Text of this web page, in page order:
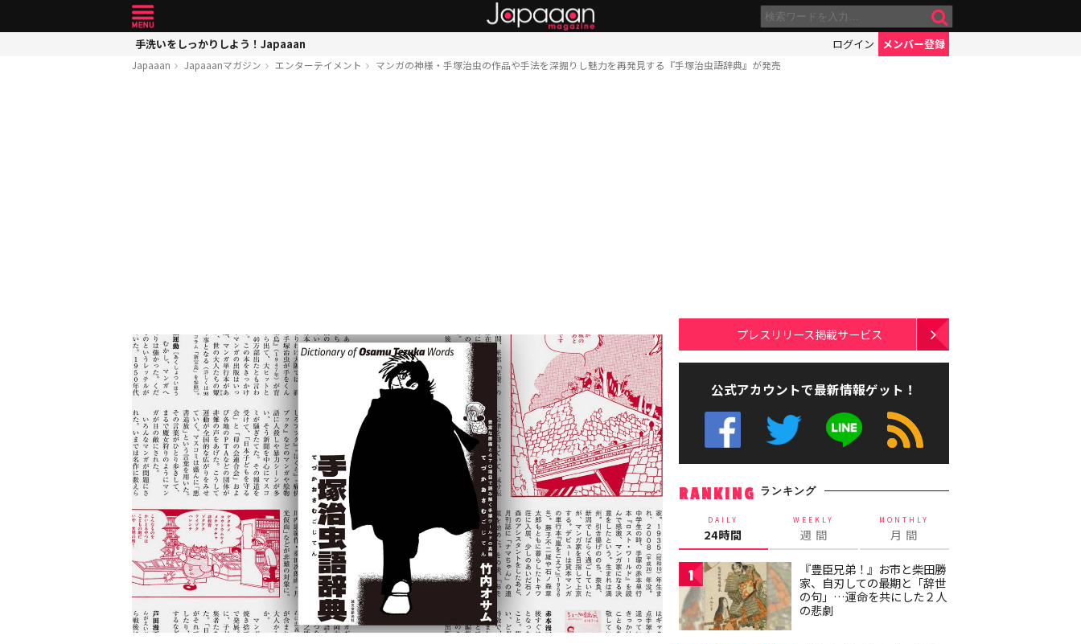
手洗いをしっかりしよう！Japaaan ログイン メンバー登録
Japaaan Japaaanマガジン エンターテイメント マンガの神様・手塚治虫の作品や手法を深掘りし魅力を再発見する『手塚治虫語辞典』が発売
プレスリリース掲載サービス
公式アカウントで最新情報ゲット！
RANKING ランキング
DAILY
24時間
WEEKLY
週 間
MONTHLY
月 間
1
『豊臣兄弟！』お市と柴田勝
家、自刃しての最期と「辞世
の句」…運命を共にした２人
の悲劇